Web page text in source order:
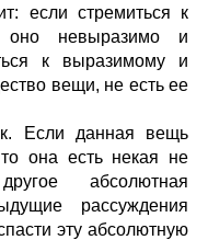
если стремиться к
невыразимо и
к выразимому и
вещи, не есть ее
Если данная вещь
она есть некая не
абсолютная
рассуждения
эту абсолютную